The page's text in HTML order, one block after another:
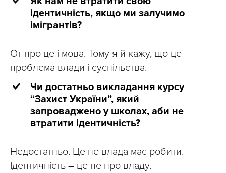
ідентичність, якщо ми залучимо
імігрантів?
От про це і мова. Тому я й кажу, що це
проблема влади і суспільства.
Чи достатньо викладання курсу
“Захист України”, який
запроваджено у школах, аби не
втратити ідентичність?
Недостатньо. Це не влада має робити.
Ідентичність – це не про владу.